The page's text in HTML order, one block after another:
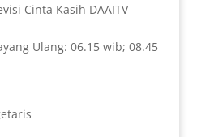
Cinta Kasih DAAITV
Ulang: 06.15 wib; 08.45